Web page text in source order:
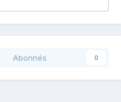
Abonnés 0